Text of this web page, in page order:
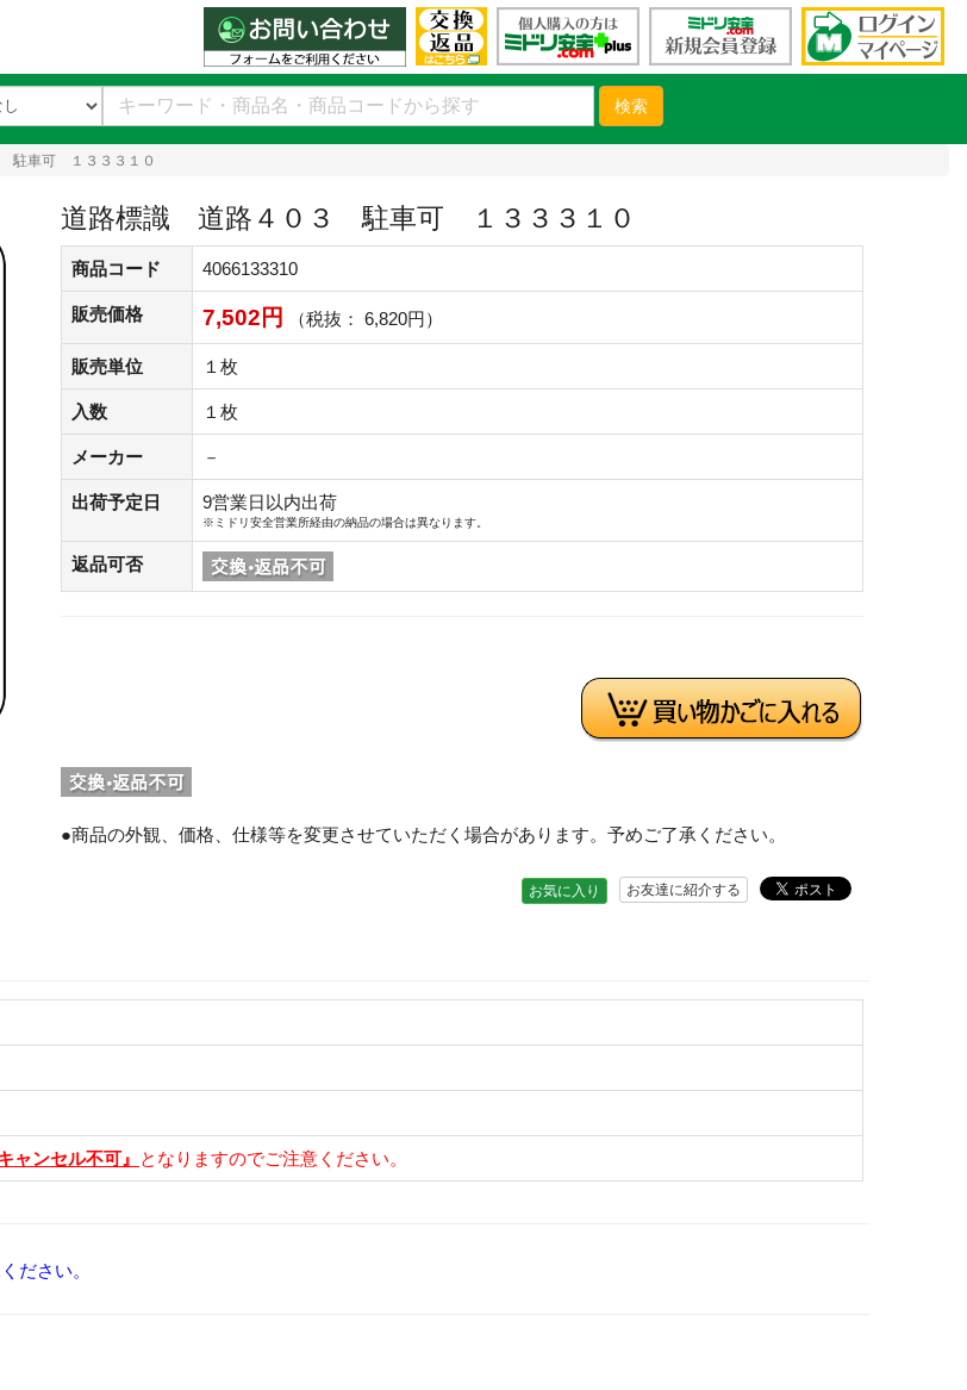
検索
駐車可 １３３３１０
道路標識 道路４０３ 駐車可 １３３３１０
商品コード 4066133310
販売価格 7,502円 （税抜： 6,820円）
販売単位 １枚
入数 １枚
メーカー －
出荷予定日 9営業日以内出荷
※ミドリ安全営業所経由の納品の場合は異なります。
返品可否
●商品の外観、価格、仕様等を変更させていただく場合があります。予めご了承ください。
お友達に紹介する
お気に入り
キャンセル不可』 となりますのでご注意ください。
ださい。